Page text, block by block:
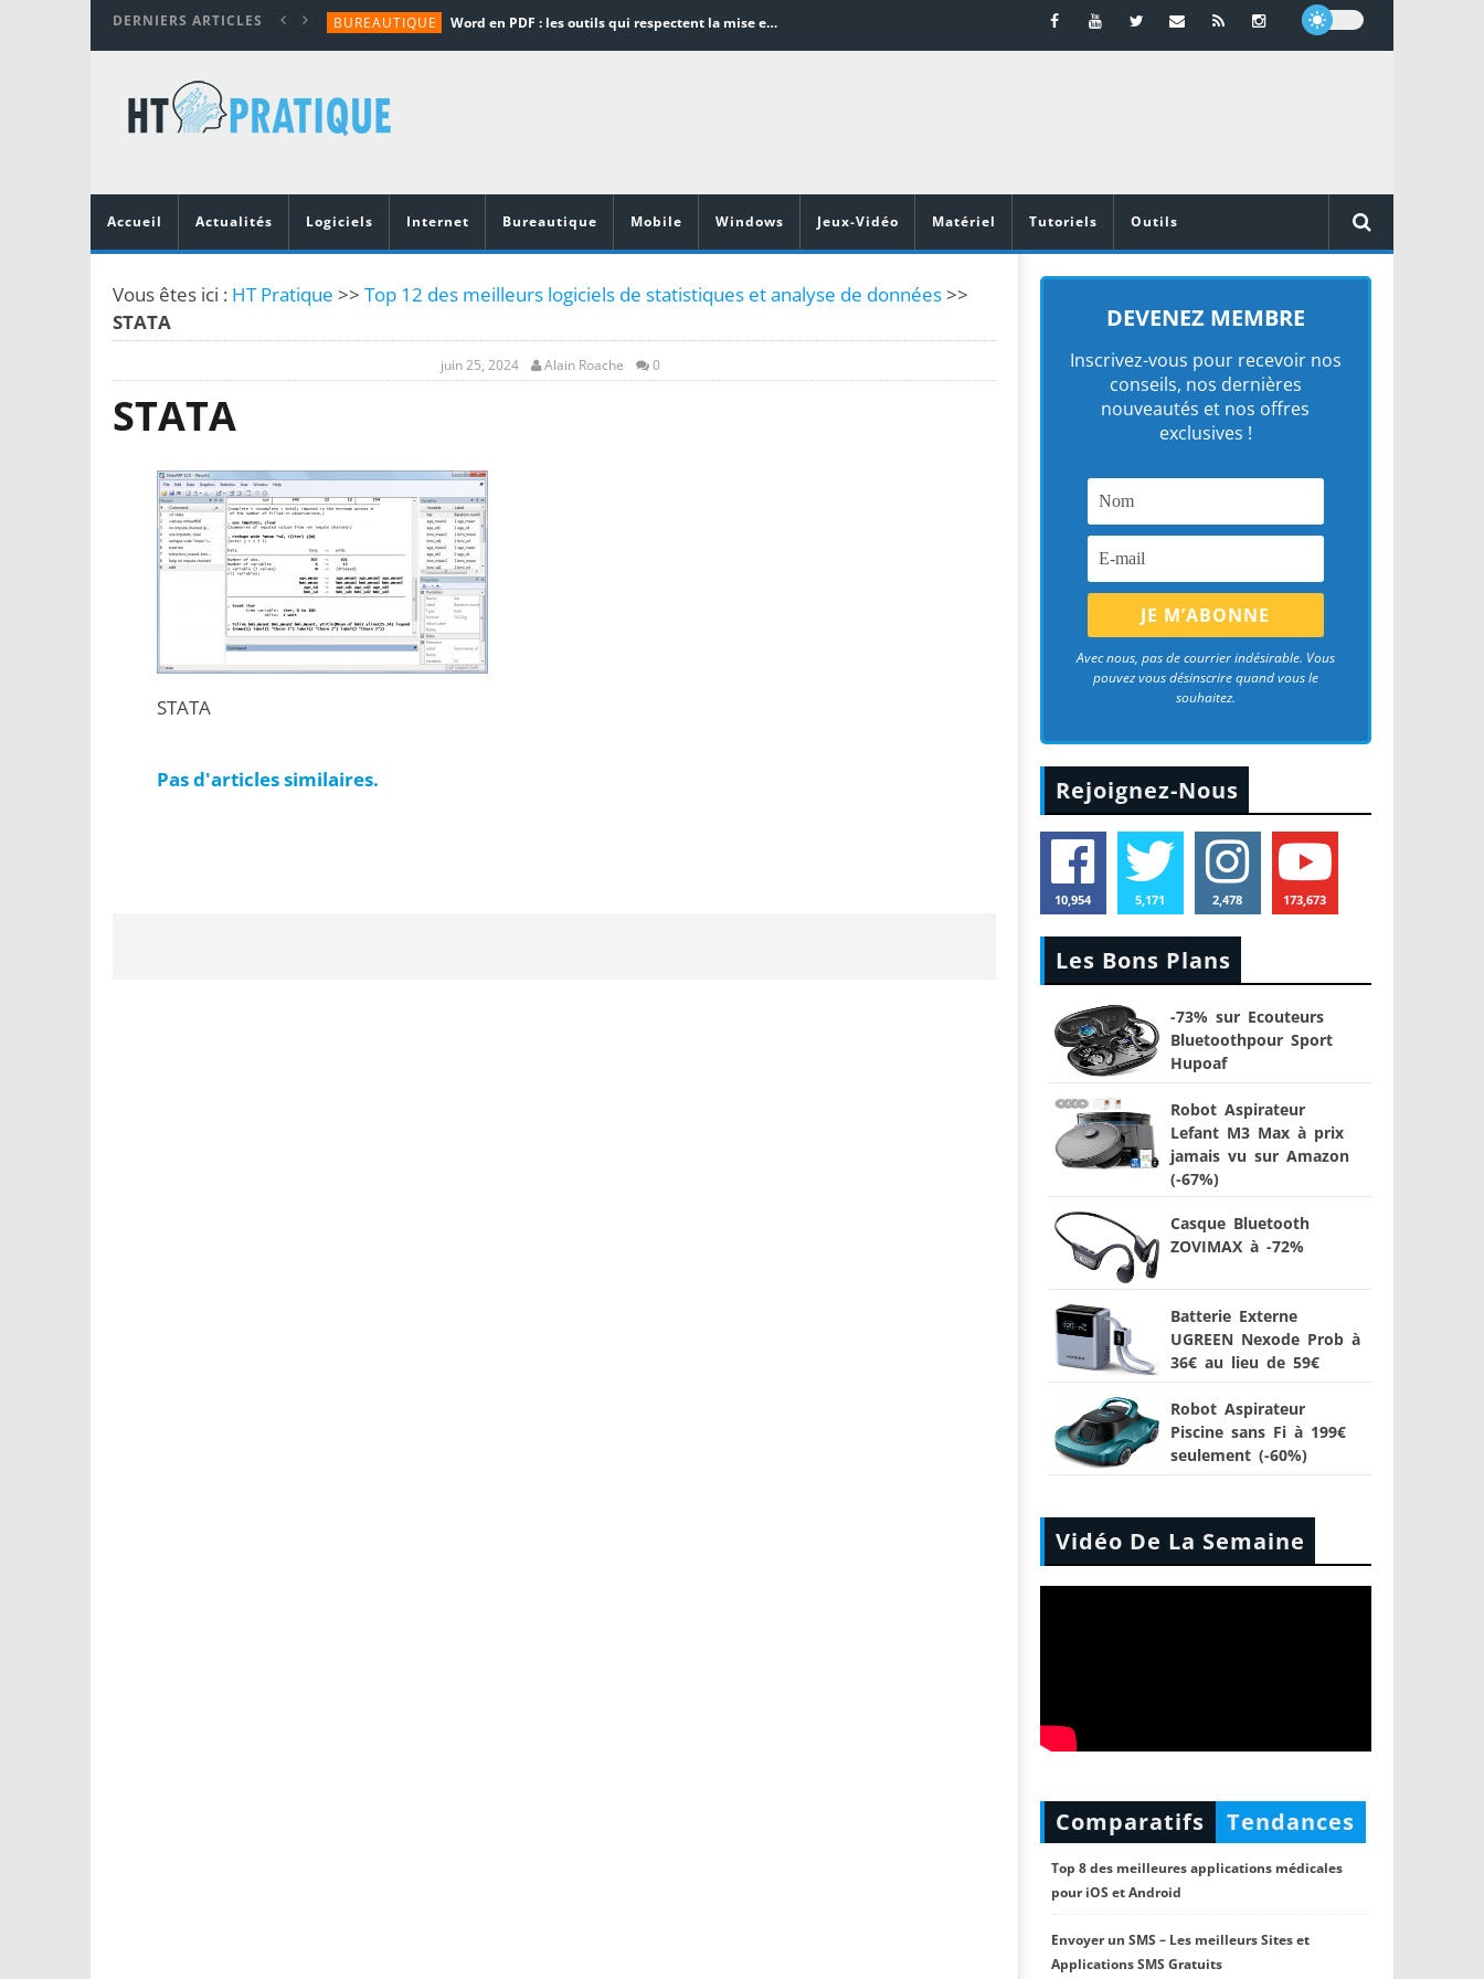
DERNIERS ARTICLES BUREAUTIQUE Word en PDF : les outils qui respectent la mise en page
TUTORIALS
MATÉRIEL
Vidéoprojecteurs Asus : Top 6 des meilleurs modèles de la marque
Accueil
Actualités Logiciels Internet Bureautique Mobile Windows Jeux-Vidéo Matériel Tutoriels Outils
Vous êtes ici : HT Pratique >> Top 12 des meilleurs logiciels de statistiques et analyse de données>>
STATA
juin 25, 2024 Alain Roache 0
STATA
STATA
Pas d'articles similaires.
DEVENEZ MEMBRE
Inscrivez-vous pour recevoir nos
conseils, nos dernières
nouveautés et nos offres
exclusives !
Avec nous, pas de courrier indésirable. Vous
pouvez vous désinscrire quand vous le
souhaitez.
Rejoignez-Nous
10,954 5,171 2,478 173,673
Les Bons Plans
-73% sur Ecouteurs
Bluetoothpour Sport
Hupoaf
Robot Aspirateur
Lefant M3 Max à prix
jamais vu sur Amazon
(-67%)
Casque Bluetooth
ZOVIMAX à -72%
Batterie Externe
UGREEN Nexode Prob à
36€ au lieu de 59€
Robot Aspirateur
Piscine sans Fi à 199€
seulement (-60%)
Vidéo De La Semaine
Comparatifs Tendances
Top 8 des meilleures applications médicales
pour iOS et Android
Envoyer un SMS – Les meilleurs Sites et
Applications SMS Gratuits